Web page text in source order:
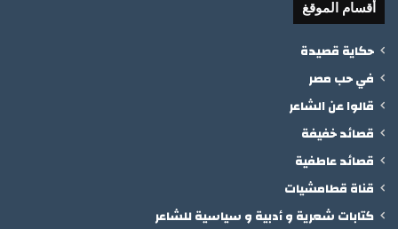
أقسام الموقغ
حكاية قصيدة
في حب مصر
قالوا عن الشاعر
قصائد خفيفة
قصائد عاطفية
قناة قطامشيات
كتابات شعرية و أدبية و سياسية للشاعر